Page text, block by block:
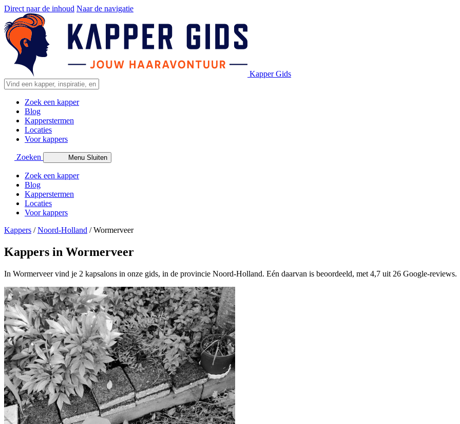
Direct naar de inhoud Naar de navigatie
Kapper Gids
Zoek een kapper
Blog
Kapperstermen
Locaties
Voor kappers
Zoeken Menu Sluiten
Zoek een kapper
Blog
Kapperstermen
Locaties
Voor kappers
Kappers /Noord-Holland /Wormerveer
Kappers in Wormerveer
In Wormerveer vind je 2 kapsalons in onze gids, in de provincie Noord-Holland. Eén daarvan is beoordeeld, met 4,7 uit 26 Google-reviews.